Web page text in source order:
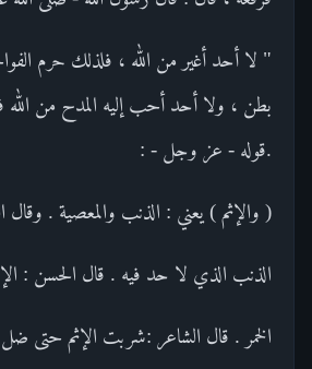
" لا أحد أغير من الله ، فلذلك حرم
بطن ، ولا أحد أحب إليه المدح من
.قوله - عز وجل - :
( والإثم ) يعني : الذنب والمعصية .
الذنب الذي لا حد فيه . قال الحسن :
الخمر . قال الشاعر :شربت الإثم حتى